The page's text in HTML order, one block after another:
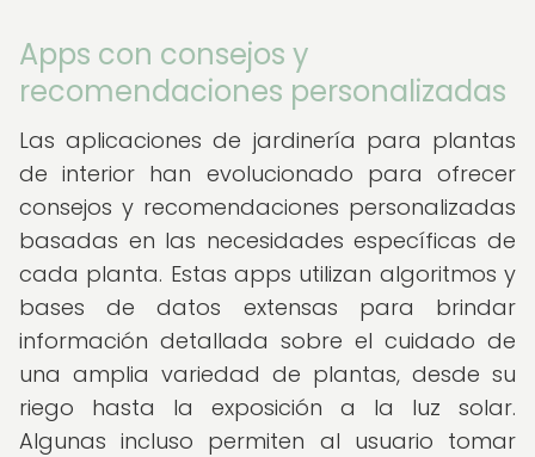
Apps con consejos y
recomendaciones personalizadas
Las aplicaciones de jardinería para plantas
de interior han evolucionado para ofrecer
consejos y recomendaciones personalizadas
basadas en las necesidades específicas de
cada planta. Estas apps utilizan algoritmos y
bases de datos extensas para brindar
información detallada sobre el cuidado de
una amplia variedad de plantas, desde su
riego hasta la exposición a la luz solar.
Algunas incluso permiten al usuario tomar